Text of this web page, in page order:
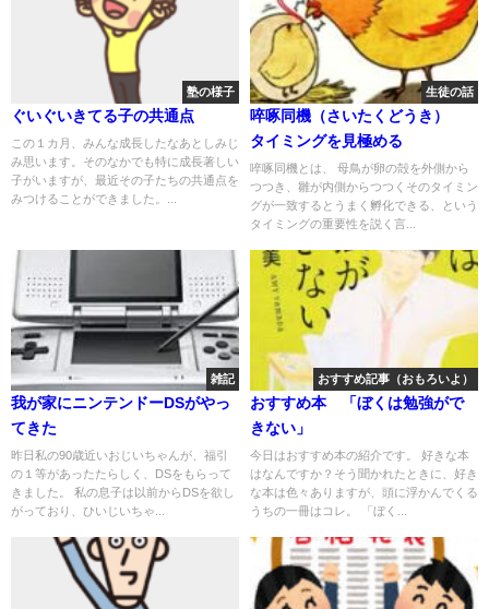
塾の様子
ぐいぐいきてる子の共通点
この１カ月、みんな成長したなあとしみじ
み思います。そのなかでも特に成長著しい
子がいますが、最近その子たちの共通点を
みつけることができました。...
生徒の話
啐啄同機（さいたくどうき）
タイミングを見極める
啐啄同機とは、 母鳥が卵の殻を外側から
つつき、雛が内側からつつくそのタイミン
グが一致するとうまく孵化できる、という
タイミングの重要性を説く言...
雑記
我が家にニンテンドーDSがやっ
てきた
昨日私の90歳近いおじいちゃんが、福引
の１等があったたらしく、DSをもらって
きました。 私の息子は以前からDSを欲し
がっており、ひいじいちゃ...
おすすめ記事（おもろいよ）
おすすめ本 「ぼくは勉強がで
きない」
今日はおすすめ本の紹介です。 好きな本
はなんですか？そう聞かれたときに、好き
な本は色々ありますが、頭に浮かんでくる
うちの一冊はコレ。 「ぼく...